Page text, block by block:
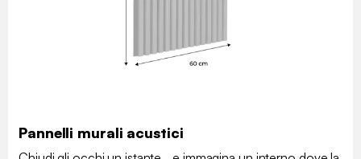
Pannelli murali acustici